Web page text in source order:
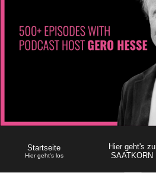
Startseite
Hier geht's los
Hier geht's zu
SAATKORN